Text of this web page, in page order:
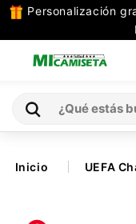
Personalización
TODAS
LAS
CATEGORIAS
Inicio UEFA